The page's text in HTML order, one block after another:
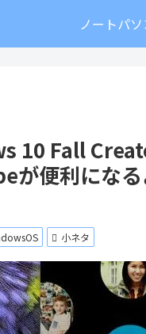
ノートパ
10 Fall
が便利になる
小ネタ